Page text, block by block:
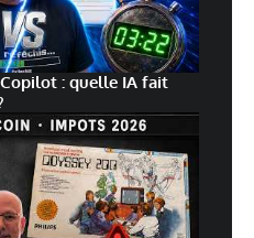
: quelle IA fait